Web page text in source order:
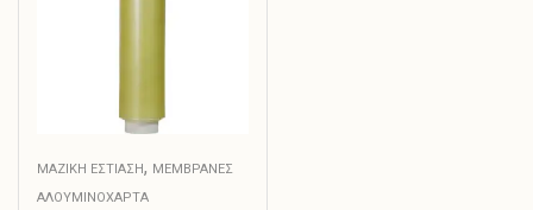
ΜΑΖΙΚΗ ΕΣΤΙΑΣΗ, ΜΕΜΒΡΆΝΕΣ
ΑΛΟΥΜΙΝΌΧΑΡΤΑ